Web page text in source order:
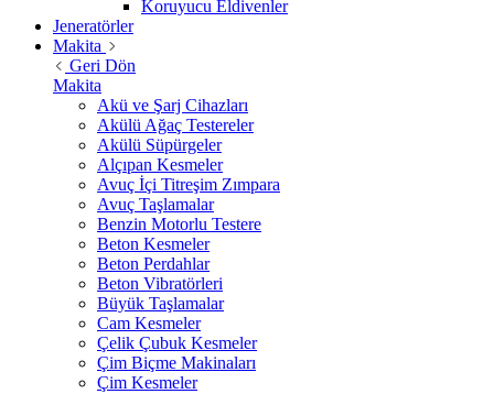
Koruyucu Eldivenler
Jeneratörler
Makita
Geri Dön
Makita
Akü ve Şarj Cihazları
Akülü Ağaç Testereler
Akülü Süpürgeler
Alçıpan Kesmeler
Avuç İçi Titreşim Zımpara
Avuç Taşlamalar
Benzin Motorlu Testere
Beton Kesmeler
Beton Perdahlar
Beton Vibratörleri
Büyük Taşlamalar
Cam Kesmeler
Çelik Çubuk Kesmeler
Çim Biçme Makinaları
Çim Kesmeler